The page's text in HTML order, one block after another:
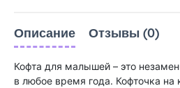
Описание Отзывы (0)
Кофта для малышей – это
в любое время года. Кофточка на